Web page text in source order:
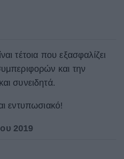
τέτοια που εξασφαλίζει
και την
συνειδητά.
εντυπωσιακό!
2019